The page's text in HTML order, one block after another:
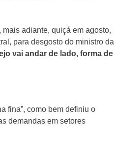
adiante, quiçá em agosto,
para desgosto do ministro da
vai andar de lado, forma de
fina”, como bem definiu o
demandas em setores